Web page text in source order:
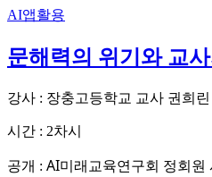
AI앱활용
문해력의 위기와 교
강사 : 장충고등학교 교사 권희린
시간 : 2차시
공개 : AI미래교육연구회 정회원